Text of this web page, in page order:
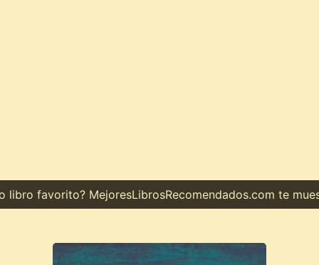
favorito? MejoresLibrosRecomendados.com te muestra